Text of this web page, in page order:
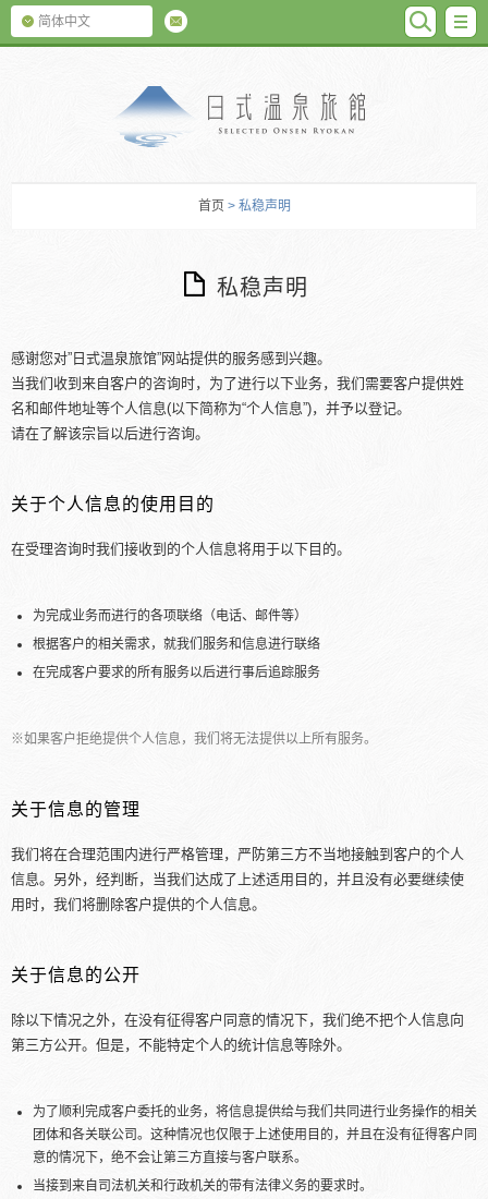
简体中文
首页 > 私稳声明
私稳声明
感谢您对”日式温泉旅馆”网站提供的服务感到兴趣。
当我们收到来自客户的咨询时，为了进行以下业务，我们需要客户提供姓
名和邮件地址等个人信息(以下简称为“个人信息”)，并予以登记。
请在了解该宗旨以后进行咨询。
关于个人信息的使用目的
在受理咨询时我们接收到的个人信息将用于以下目的。
为完成业务而进行的各项联络（电话、邮件等）
根据客户的相关需求，就我们服务和信息进行联络
在完成客户要求的所有服务以后进行事后追踪服务
※如果客户拒绝提供个人信息，我们将无法提供以上所有服务。
关于信息的管理
我们将在合理范围内进行严格管理，严防第三方不当地接触到客户的个人
信息。另外，经判断，当我们达成了上述适用目的，并且没有必要继续使
用时，我们将删除客户提供的个人信息。
关于信息的公开
除以下情况之外，在没有征得客户同意的情况下，我们绝不把个人信息向
第三方公开。但是，不能特定个人的统计信息等除外。
为了顺利完成客户委托的业务，将信息提供给与我们共同进行业务操作的相关
团体和各关联公司。这种情况也仅限于上述使用目的，并且在没有征得客户同
意的情况下，绝不会让第三方直接与客户联系。
当接到来自司法机关和行政机关的带有法律义务的要求时。